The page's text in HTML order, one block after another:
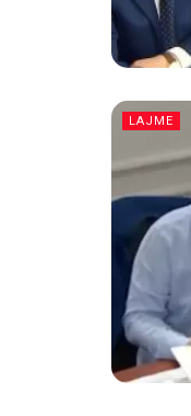
LAJME